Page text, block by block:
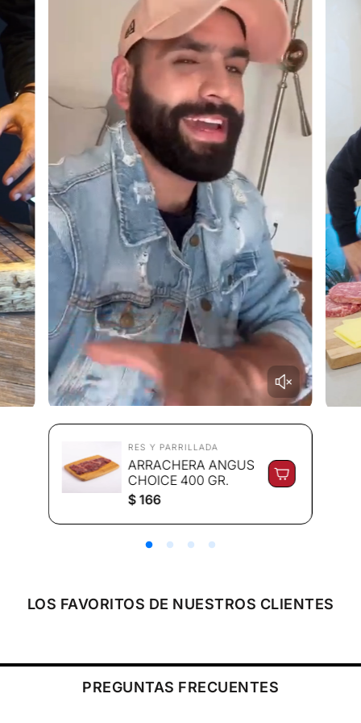
RES Y PARRILLADA
ARRACHERA ANGUS
CHOICE 400 GR.
P
e
e
g
r
$ 166
LOS FAVORITOS DE NUESTROS CLIENTES
PREGUNTAS FRECUENTES